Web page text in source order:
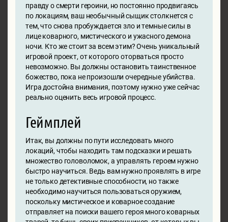
правду о смерти героини, но постоянно продвигаясь
по локациям, ваш необычный сыщик столкнется с
тем, что снова пробуждается зло и темные силы в
лице коварного, мистического и ужасного демона
ночи. Кто же стоит за всем этим? Очень уникальный
игровой проект, от которого оторваться просто
невозможно. Вы должны остановить таинственное
божество, пока не произошли очередные убийства.
Игра достойна внимания, поэтому нужно уже сейчас
реально оценить весь игровой процесс.
Геймплей
Итак, вы должны по пути исследовать много
локаций, чтобы находить там подсказки и решать
множество головоломок, а управлять героем нужно
быстро научиться. Ведь вам нужно проявлять в игре
не только детективные способности, но также
необходимо научиться пользоваться оружием,
поскольку мистическое и коварное создание
отправляет на поиски вашего героя много коварных